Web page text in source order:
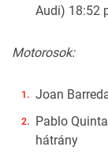
Audi) 18:52
Motorosok:
Joan
Pablo
hátrány